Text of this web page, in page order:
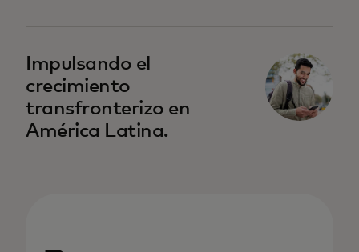
Impulsando el
crecimiento
transfronterizo en
América Latina.
se abre en una pestaña nueva